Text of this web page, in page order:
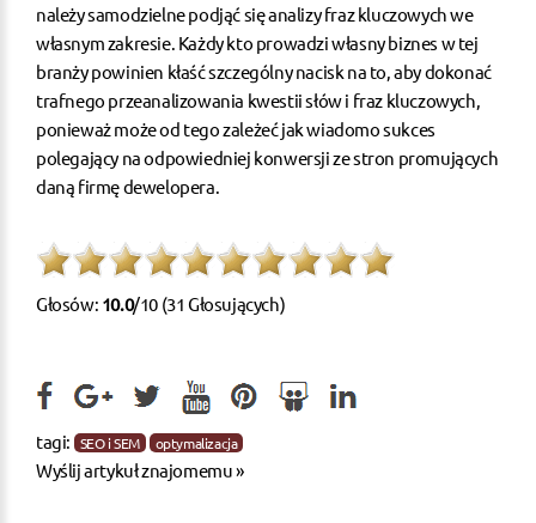
należy samodzielne podjąć się analizy fraz kluczowych we
własnym zakresie. Każdy kto prowadzi własny biznes w tej
branży powinien kłaść szczególny nacisk na to, aby dokonać
trafnego przeanalizowania kwestii słów i fraz kluczowych,
ponieważ może od tego zależeć jak wiadomo sukces
polegający na odpowiedniej konwersji ze stron promujących
daną firmę dewelopera.
Głosów: 10.0/10 (31 Głosujących)
tagi: SEO i SEM optymalizacja
Wyślij artykuł znajomemu »